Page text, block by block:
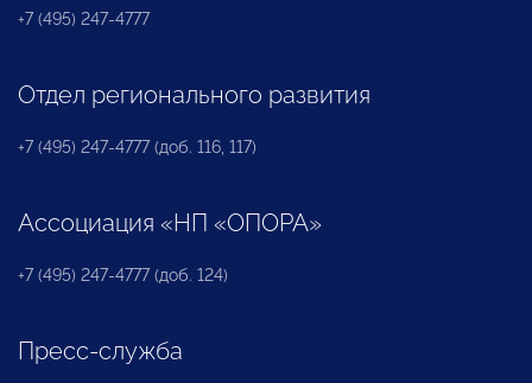
+7 (495) 247-4777
Отдел регионального развития
+7 (495) 247-4777 (доб. 116, 117)
Ассоциация «НП «ОПОРА»
+7 (495) 247-4777 (доб. 124)
Пресс-служба